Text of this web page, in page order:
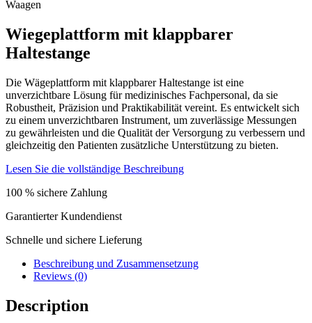
Waagen
Wiegeplattform mit klappbarer
Haltestange
Die Wägeplattform mit klappbarer Haltestange ist eine
unverzichtbare Lösung für medizinisches Fachpersonal, da sie
Robustheit, Präzision und Praktikabilität vereint. Es entwickelt sich
zu einem unverzichtbaren Instrument, um zuverlässige Messungen
zu gewährleisten und die Qualität der Versorgung zu verbessern und
gleichzeitig den Patienten zusätzliche Unterstützung zu bieten.
Lesen Sie die vollständige Beschreibung
100 % sichere Zahlung
Garantierter Kundendienst
Schnelle und sichere Lieferung
Beschreibung und Zusammensetzung
Reviews (0)
Description